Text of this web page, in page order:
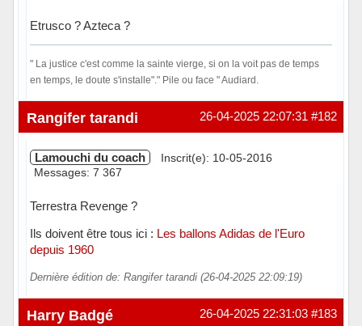
Etrusco ? Azteca ?
" La justice c'est comme la sainte vierge, si on la voit pas de temps
en temps, le doute s'installe"." Pile ou face " Audiard.
Hors ligne #182
26-04-2025 22:07:31
Rangifer tarandi
Lamouchi du coach
Inscrit(e): 10-05-2016
Messages: 7 367
Terrestra Revenge ?
Ils doivent être tous ici : Les ballons Adidas de l'Euro
depuis 1960
Dernière édition de: Rangifer tarandi (26-04-2025 22:09:19)
Hors ligne #183
26-04-2025 22:31:03
Harry Badgé